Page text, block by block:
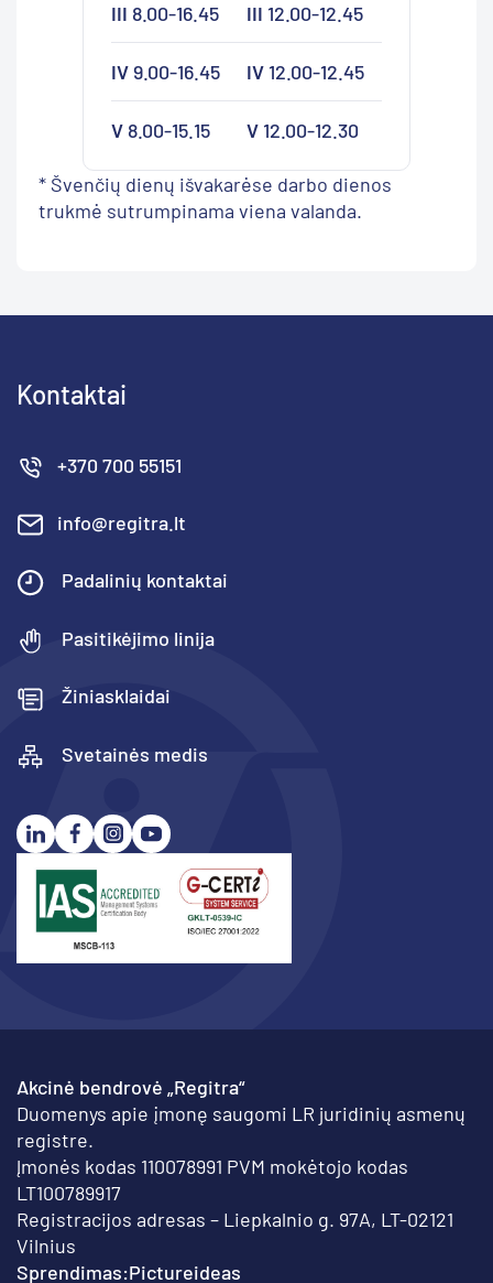
III 8.00-16.45 III 12.00-12.45
IV9.00-16.45 IV 12.00-12.45
V 8.00-15.15 V 12.00-12.30
* Švenčių dienų išvakarėse darbo dienos
trukmė sutrumpinama viena valanda.
Kontaktai
+370 700 55151
info@regitra.lt
Padalinių kontaktai
Pasitikėjimo linija
Žiniasklaidai
Svetainės medis
Akcinė bendrovė „Regitra“
Duomenys apie įmonę saugomi LR juridinių asmenų
registre.
Įmonės kodas 110078991 PVM mokėtojo kodas
LT100789917
Registracijos adresas – Liepkalnio g. 97A, LT-02121
Vilnius
Sprendimas:Pictureideas